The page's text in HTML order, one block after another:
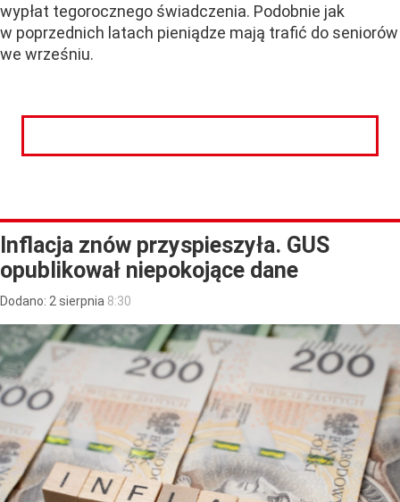
wypłat tegorocznego świadczenia. Podobnie jak
w poprzednich latach pieniądze mają trafić do seniorów
we wrześniu.
Inflacja znów przyspieszyła. GUS
opublikował niepokojące dane
Dodano: 2 sierpnia 8:30